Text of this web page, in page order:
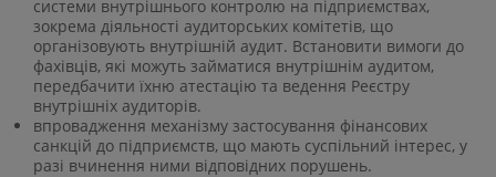
системи внутрішнього контролю на підприємствах,
зокрема діяльності аудиторських комітетів, що
організовують внутрішній аудит. Встановити вимоги до
фахівців, які можуть займатися внутрішнім аудитом,
передбачити їхню атестацію та ведення Реєстру
внутрішніх аудиторів.
впровадження механізму застосування фінансових
санкцій до підприємств, що мають суспільний інтерес, у
разі вчинення ними відповідних порушень.